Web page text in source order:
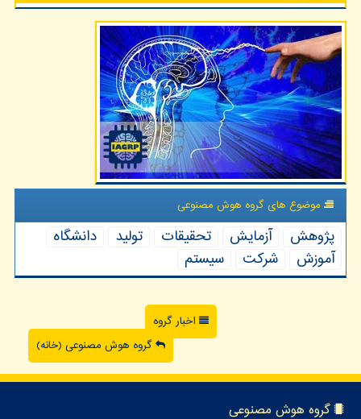
موضوع های گروه هوش مصنوعی
پژوهش آزمایش تحقیقات تولید
دانشگاه
آموزش
شركت سیستم
اخبار گروه
گروه هوش مصنوعی (خانه)
گروه هوش مصنوعی